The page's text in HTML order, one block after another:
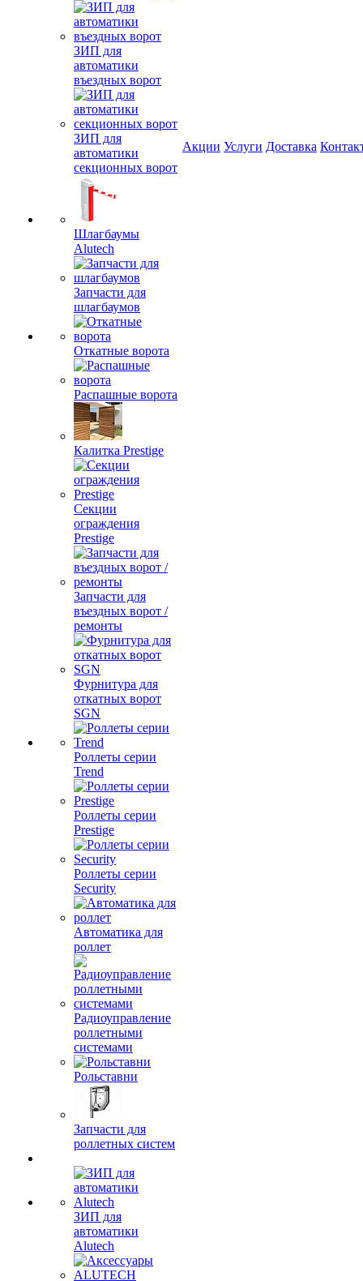
ЗИП для
автоматики
въездных ворот
ЗИП для
автоматики
секционных ворот
Шлагбаумы
Alutech
Запчасти для
шлагбаумов
Откатные ворота
Распашные ворота
Калитка Prestige
Секции
ограждения
Prestige
Запчасти для
въездных ворот /
ремонты
Фурнитура для
откатных ворот
SGN
Роллеты серии
Trend
Роллеты серии
Prestige
Роллеты серии
Security
Автоматика для
роллет
Радиоуправление
роллетными
системами
Рольставни
Запчасти для
роллетных систем
ЗИП для
автоматики
Alutech
Акции Услуги Доставка